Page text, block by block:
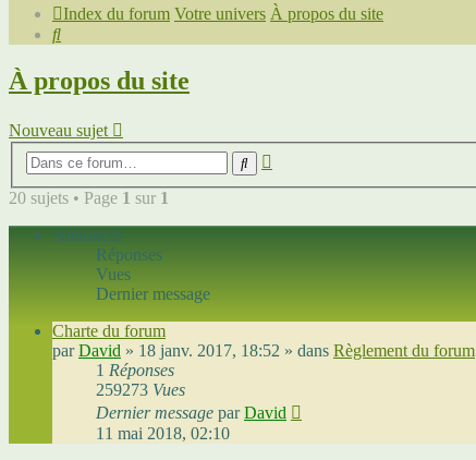
Index du forum Votre univers À propos du site
Rechercher
À propos du site
Nouveau sujet
Rechercher
20 sujets • Page 1 sur 1
Annonces
Réponses
Vues
Dernier message
Charte du forum
parDavid » 18 janv. 2017, 18:52 » dans Règlement du forum
1 Réponses
259273 Vues
Dernier message parDavid
11 mai 2018, 02:10